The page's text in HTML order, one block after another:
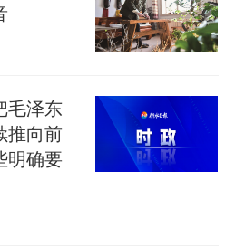
毛泽东
推向前
明确要